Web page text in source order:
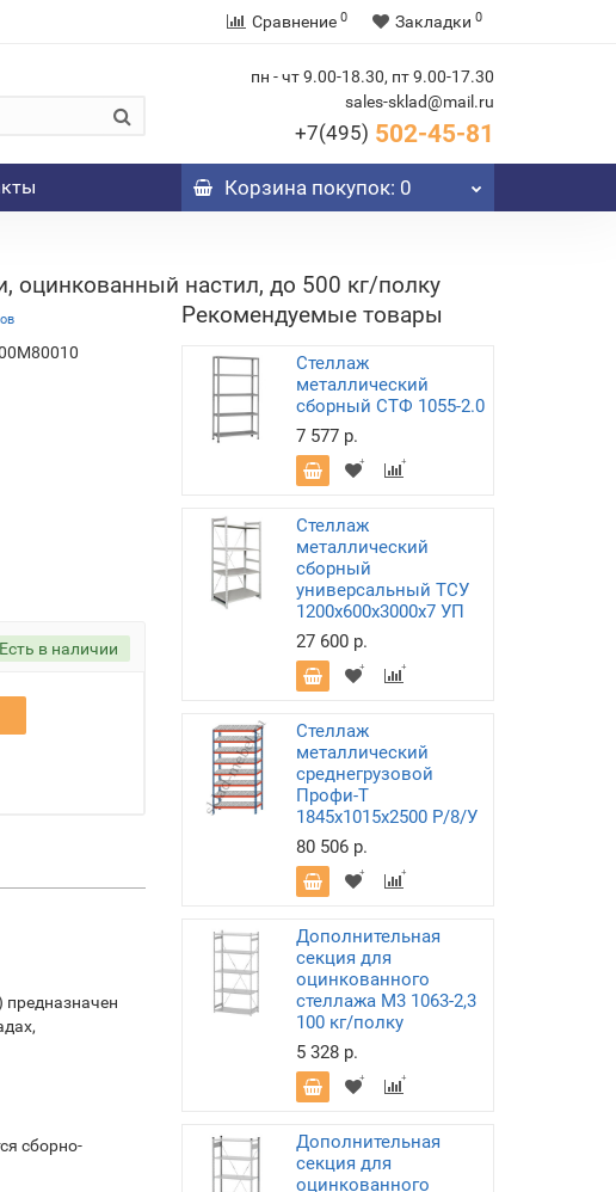
Сравнение 0 Закладки 0
пн - чт 9.00-18.30, пт 9.00-17.30
sales-sklad@mail.ru
+7(495) 502-45-81
Корзинапокупок: 0
оцинкованный настил, до 500 кг/полку
Есть в наличии
сборно-
Рекомендуемые товары
Стеллаж
металлический
сборный СТФ 1055-2.0
7 577 р.
Стеллаж
металлический
сборный
универсальный ТСУ
1200х600х3000х7 УП
27 600 р.
Стеллаж
металлический
среднегрузовой
Профи-Т
1845х1015х2500 P/8/У
80 506 р.
Дополнительная
секция для
оцинкованного
стеллажа М3 1063-2,3
100 кг/полку
5 328 р.
Дополнительная
секция для
оцинкованного